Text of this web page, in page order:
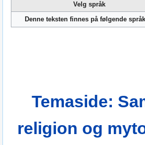
til
navigering
til
Velg språk
Denne teksten finnes på følgende
Temaside:
religion og